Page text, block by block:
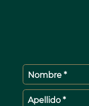
Nombre *
Apellido *